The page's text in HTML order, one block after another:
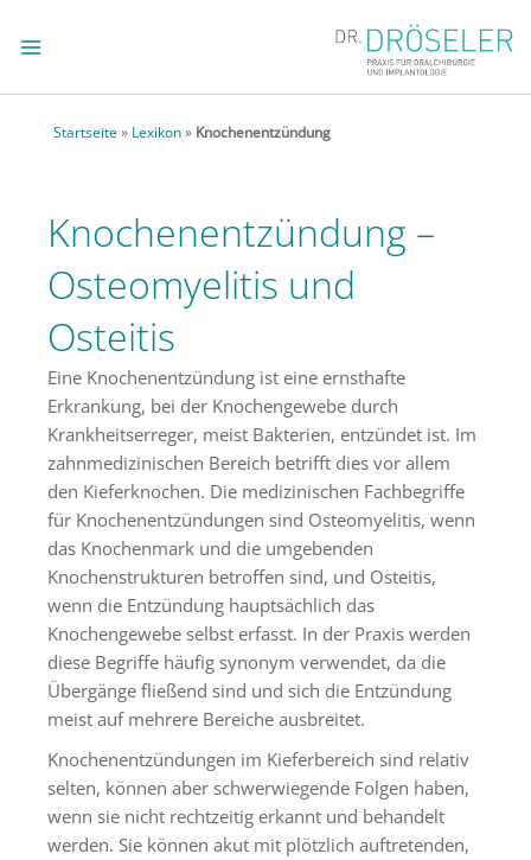
Inhalt
Startseite» Lexikon» Knochenentzündung
Knochenentzündung –
Osteomyelitis und
Osteitis
Eine Knochenentzündung ist eine ernsthafte
Erkrankung, bei der Knochengewebe durch
Krankheitserreger, meist Bakterien, entzündet ist. Im
zahnmedizinischen Bereich betrifft dies vor allem
den Kieferknochen. Die medizinischen Fachbegriffe
für Knochenentzündungen sind Osteomyelitis, wenn
das Knochenmark und die umgebenden
Knochenstrukturen betroffen sind, und Osteitis,
wenn die Entzündung hauptsächlich das
Knochengewebe selbst erfasst. In der Praxis werden
diese Begriffe häufig synonym verwendet, da die
Übergänge fließend sind und sich die Entzündung
meist auf mehrere Bereiche ausbreitet.
Knochenentzündungen im Kieferbereich sind relativ
selten, können aber schwerwiegende Folgen haben,
wenn sie nicht rechtzeitig erkannt und behandelt
werden. Sie können akut mit plötzlich auftretenden,